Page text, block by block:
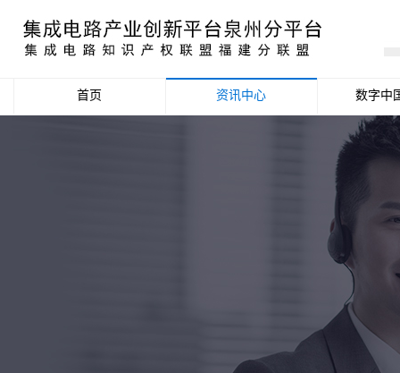
首页 资讯中心 数字中